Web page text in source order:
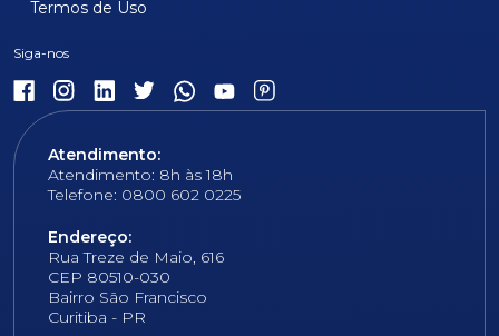
Termos de Uso
Atendimento:
Atendimento: 8h às 18h
Telefone: 0800 602 0225
Endereço:
Rua Treze de Maio, 616
CEP 80510-030
Bairro São Francisco
Curitiba - PR